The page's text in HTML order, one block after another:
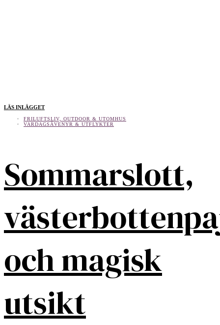
LÄS INLÄGGET
FRILUFTSLIV, OUTDOOR & UTOMHUS
VARDAGSÄVENYR & UTFLYKTER
Sommarslott,
och magisk
utsikt